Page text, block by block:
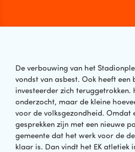
De verbouwing van het
vondst van asbest. Ook heeft een
investeerder zich teruggetrokken.
onderzocht, maar de kleine
voor de volksgezondheid. Omdat
gesprekken zijn met een nieuwe
gemeente dat het werk voor de
klaar is. Dan vindt het EK atletiek